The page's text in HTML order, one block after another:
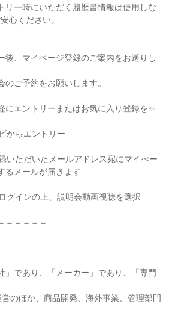
リー時にいただく履歴書情報は使用しな
心ください。
後、マイページ登録のご案内をお送りし
ご予約をお願いします。
にエントリーまたはお気に入り登録を✨
からエントリー
いただいたメールアドレス宛にマイぺー
るメールが届きます
グインの上、説明会動画視聴を選択
＝＝＝＝＝
」であり、「メーカー」であり、「専門
のほか、商品開発、海外事業、管理部門